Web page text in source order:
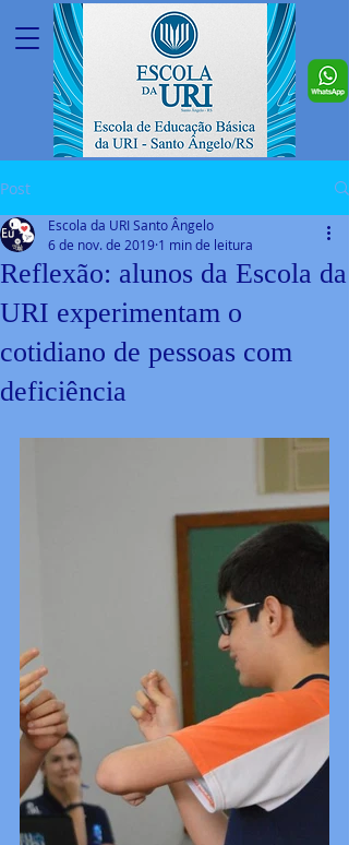
Post
Reflexão: alunos da Escola da
URI experimentam o
cotidiano de pessoas com
deficiência
Escola da URI Santo Ângelo
6 de nov. de 2019 1 min de leitura